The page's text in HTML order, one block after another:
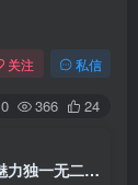
关注 私信
0 366 24
逆向提示工程教您突破AI常规限制，写出独具魅力独一无二的文案，引人注目的写作秘诀【原创双语字幕】